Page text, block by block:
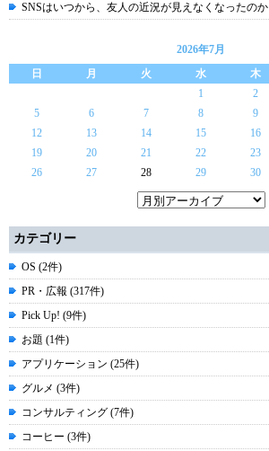
SNSはいつから、友人の近況が見えなくなったのか
2026年7月
日
月 火 水 木
1
2
5
6 7 8 9
12
13 14 15 16
19
20 21 22 23
26
27 28 29 30
カテゴリー
OS (2件)
PR・広報 (317件)
Pick Up! (9件)
お題 (1件)
アプリケーション (25件)
グルメ (3件)
コンサルティング (7件)
コーヒー (3件)